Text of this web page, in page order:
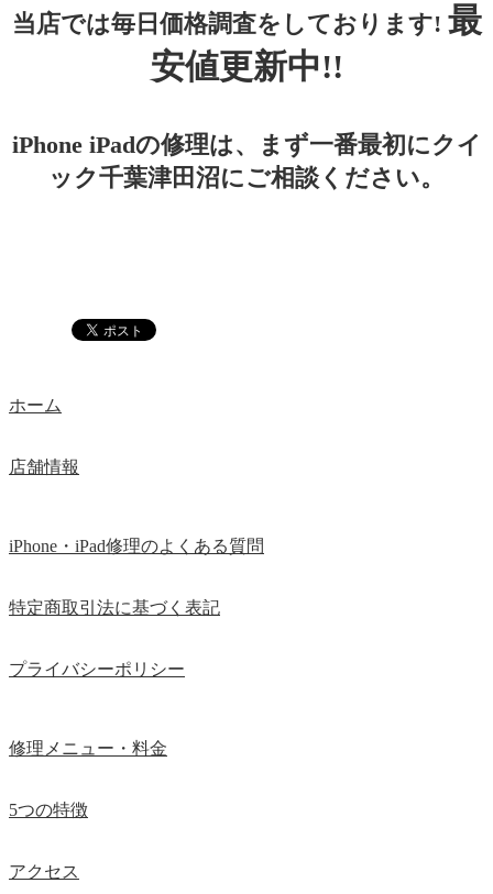
当店では毎日価格調査をしております! 最
安値更新中!!
iPhone iPadの修理は、まず一番最初にクイ
ック千葉津田沼にご相談ください。
ホーム
店舗情報
iPhone・iPad修理のよくある質問
特定商取引法に基づく表記
プライバシーポリシー
修理メニュー・料金
5つの特徴
アクセス